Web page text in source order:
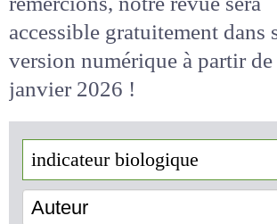
remercions, notre revue sera
accessiblegratuitementdans
sa version numérique
de janvier 2026 !